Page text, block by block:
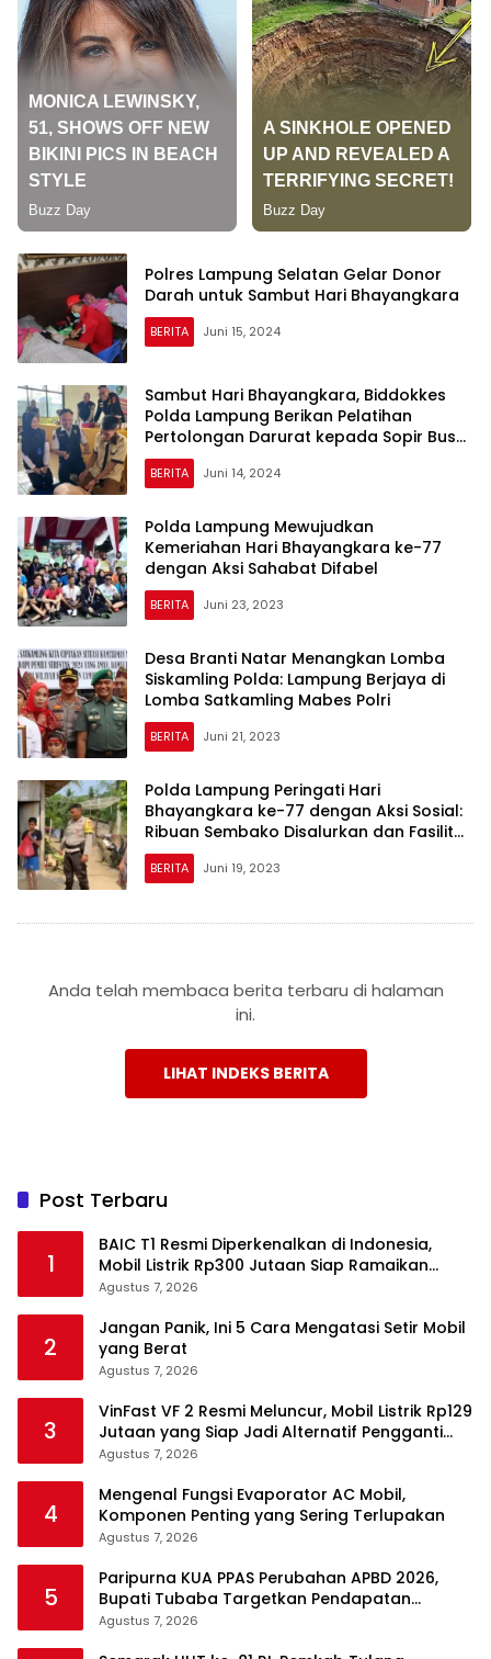
Polres Lampung Selatan Gelar Donor
Darah untuk Sambut Hari Bhayangkara
BERITA Juni 15, 2024
Sambut Hari Bhayangkara, Biddokkes
Polda Lampung Berikan Pelatihan
Pertolongan Darurat kepada Sopir Bus
Puspa Jaya
BERITA Juni 14, 2024
Polda Lampung Mewujudkan
Kemeriahan Hari Bhayangkara ke-77
dengan Aksi Sahabat Difabel
BERITA Juni 23, 2023
Desa Branti Natar Menangkan Lomba
Siskamling Polda: Lampung Berjaya di
Lomba Satkamling Mabes Polri
BERITA Juni 21, 2023
Polda Lampung Peringati Hari
Bhayangkara ke-77 dengan Aksi Sosial:
Ribuan Sembako Disalurkan dan Fasilitas
Air Bersih Dibangun untuk Warga
BERITA Juni 19, 2023
Anda telah membaca berita terbaru di halaman
ini.
LIHAT INDEKS BERITA
Post Terbaru
1
BAIC T1 Resmi Diperkenalkan di Indonesia,
Mobil Listrik Rp300 Jutaan Siap Ramaikan
Pasar EV
Agustus 7, 2026
2
Jangan Panik, Ini 5 Cara Mengatasi Setir Mobil
yang Berat
Agustus 7, 2026
3
VinFast VF 2 Resmi Meluncur, Mobil Listrik Rp129
Jutaan yang Siap Jadi Alternatif Pengganti
Motor
Agustus 7, 2026
4
Mengenal Fungsi Evaporator AC Mobil,
Komponen Penting yang Sering Terlupakan
Agustus 7, 2026
5
Paripurna KUA PPAS Perubahan APBD 2026,
Bupati Tubaba Targetkan Pendapatan
Daerah Rp820,3 Miliar
Agustus 7, 2026